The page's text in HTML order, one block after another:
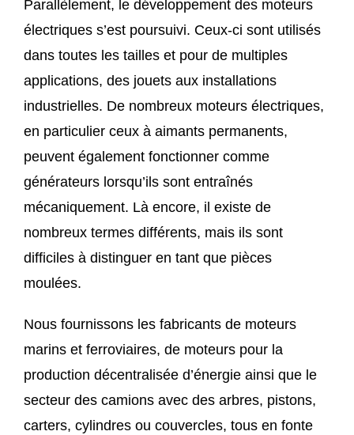
Parallèlement, le développement des moteurs
électriques s’est poursuivi. Ceux-ci sont utilisés
dans toutes les tailles et pour de multiples
applications, des jouets aux installations
industrielles. De nombreux moteurs électriques,
en particulier ceux à aimants permanents,
peuvent également fonctionner comme
générateurs lorsqu’ils sont entraînés
mécaniquement. Là encore, il existe de
nombreux termes différents, mais ils sont
difficiles à distinguer en tant que pièces
moulées.
Nous fournissons les fabricants de moteurs
marins et ferroviaires, de moteurs pour la
production décentralisée d’énergie ainsi que le
secteur des camions avec des arbres, pistons,
carters, cylindres ou couvercles, tous en fonte